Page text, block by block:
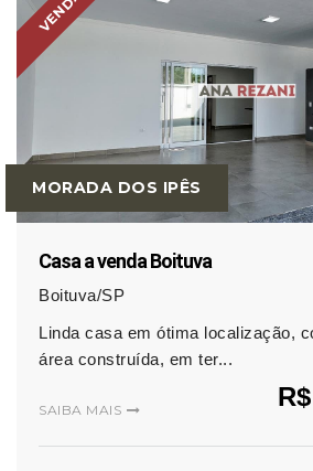
MORADA DOS IPÊS
VENDA
Casa a venda Boituva
Boituva/SP
Linda casa em ótima localização,
área construída, em ter...
R$
SAIBA MAIS